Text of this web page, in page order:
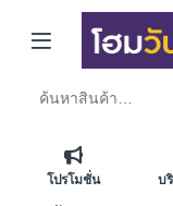
Skip to navigation
Skip to content
โปรโมชั่น บ